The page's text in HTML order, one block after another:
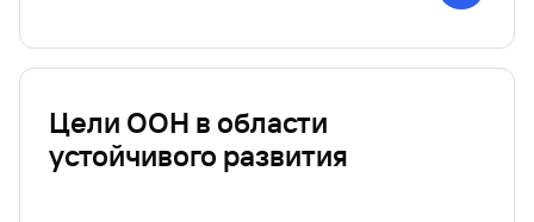
Цели ООН в области
устойчивого развития